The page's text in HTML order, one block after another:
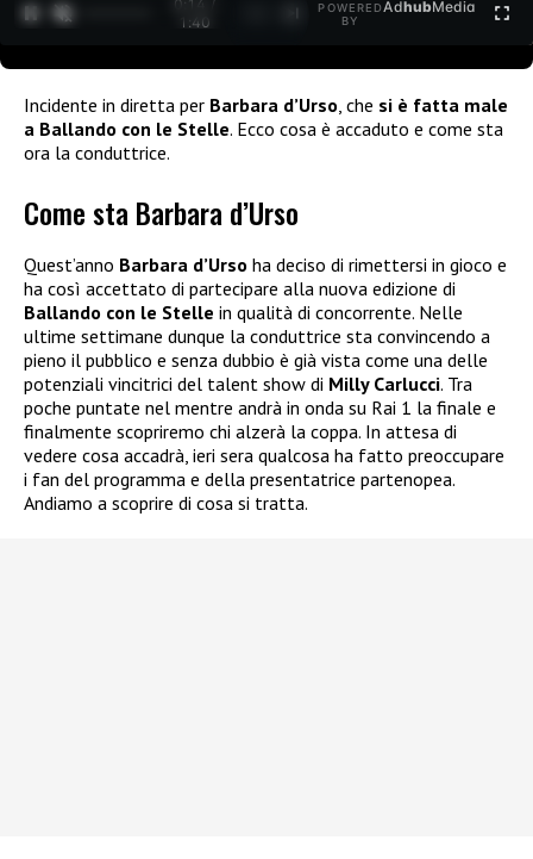
0:15 /
1:40
POWERED
BY
AdhubMedia
Incidente in diretta per Barbara d’Urso , che si è fatta male
a Ballando con le Stelle. Ecco cosa è accaduto e come sta
ora la conduttrice.
Come sta Barbara d’Urso
Quest’anno Barbara d’Urso ha deciso di rimettersi in gioco e
ha così accettato di partecipare alla nuova edizione di
Ballando con le Stelle in qualità di concorrente. Nelle
ultime settimane dunque la conduttrice sta convincendo a
pieno il pubblico e senza dubbio è già vista come una delle
potenziali vincitrici del talent show di Milly Carlucci. Tra
poche puntate nel mentre andrà in onda su Rai 1 la finale e
finalmente scopriremo chi alzerà la coppa. In attesa di
vedere cosa accadrà, ieri sera qualcosa ha fatto preoccupare
i fan del programma e della presentatrice partenopea.
Andiamo a scoprire di cosa si tratta.